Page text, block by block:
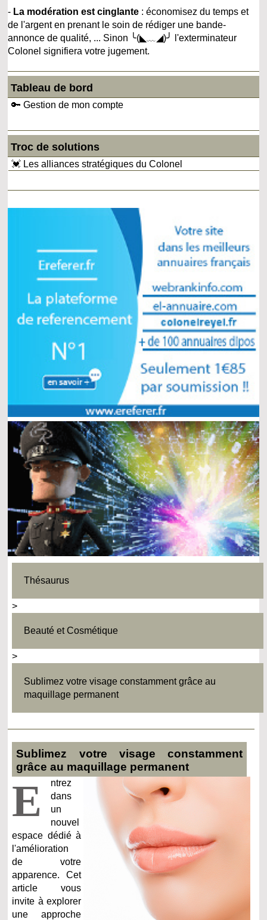
- La modération est cinglante : économisez du temps et
de l'argent en prenant le soin de rédiger une bande-
annonce de qualité, ... Sinon ╰(◣﹏◢)╯ l'exterminateur
Colonel signifiera votre jugement.
Tableau de bord
🔑 Gestion de mon compte
Troc de solutions
💓 Les alliances stratégiques du Colonel
Thésaurus
>
Beauté et Cosmétique
>
Sublimez votre visage constamment grâce au
maquillage permanent
Sublimez votre visage constamment
grâce au maquillage permanent
E
ntrez
dans
un
nouvel
espace dédié à
l'amélioration
de votre
apparence. Cet
article vous
invite à explorer
une approche